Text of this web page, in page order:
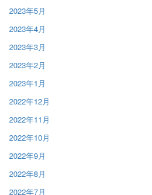
2023年5月
2023年4月
2023年3月
2023年2月
2023年1月
2022年12月
2022年11月
2022年10月
2022年9月
2022年8月
2022年7月